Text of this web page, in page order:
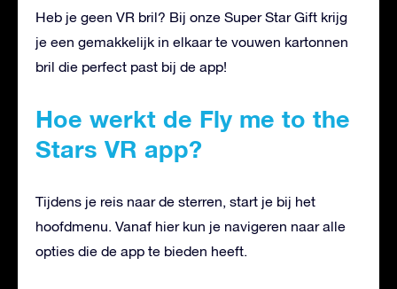
Heb je geen VR bril? Bij onze Super Star Gift krijg
je een gemakkelijk in elkaar te vouwen kartonnen
bril die perfect past bij de app!
Hoe werkt de Fly me to the
Stars VR app?
Tijdens je reis naar de sterren, start je bij het
hoofdmenu. Vanaf hier kun je navigeren naar alle
opties die de app te bieden heeft.